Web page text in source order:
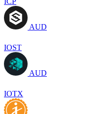
AUD
IOST
AUD
IOTX